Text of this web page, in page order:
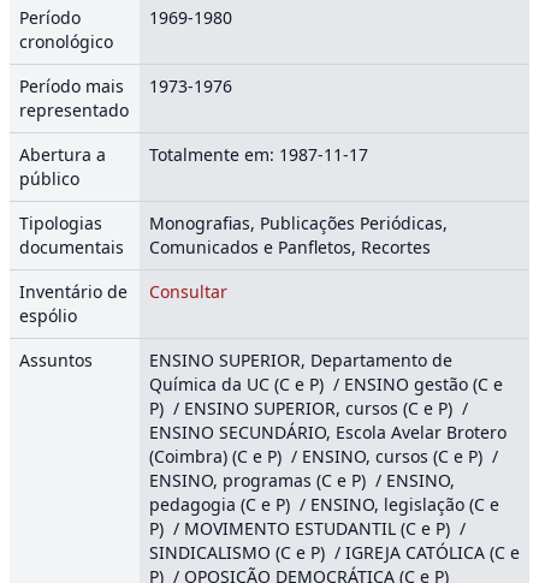
Período
cronológico
1969-1980
Período mais
representado
1973-1976
Abertura a
público
Totalmente em: 1987-11-17
Tipologias
documentais
Monografias, Publicações Periódicas,
Comunicados e Panfletos, Recortes
Inventário de
espólio
Consultar
Assuntos
ENSINO SUPERIOR, Departamento de
Química da UC (C e P) / ENSINO gestão (C e
P) / ENSINO SUPERIOR, cursos (C e P) /
ENSINO SECUNDÁRIO, Escola Avelar Brotero
(Coimbra) (C e P) / ENSINO, cursos (C e P) /
ENSINO, programas (C e P) / ENSINO,
pedagogia (C e P) / ENSINO, legislação (C e
P) / MOVIMENTO ESTUDANTIL (C e P) /
SINDICALISMO (C e P) / IGREJA CATÓLICA (C e
P) / OPOSIÇÃO DEMOCRÁTICA (C e P)